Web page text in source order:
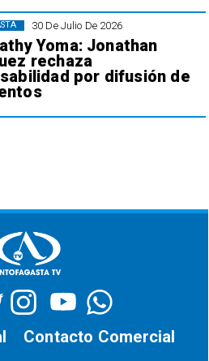
30 De Julio De 2026
Yoma: Jonathan
rechaza
por difusión de
Contacto Comercial